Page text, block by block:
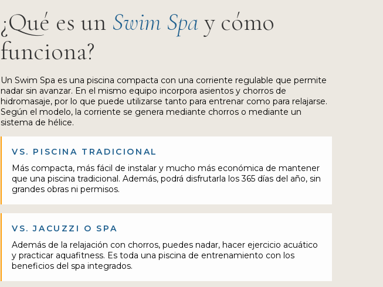
¿Qué es un Swim Spay cómo
funciona?
Un Swim Spa es una piscina compacta con una corriente regulable que permite
nadar sin avanzar. En el mismo equipo incorpora asientos y chorros de
hidromasaje, por lo que puede utilizarse tanto para entrenar como para relajarse.
Según el modelo, la corriente se genera mediante chorros o mediante un
sistema de hélice.
VS. PISCINA TRADICIONAL
Más compacta, más fácil de instalar y mucho más económica de mantener
que una piscina tradicional. Además, podrá disfrutarla los 365 días del año, sin
grandes obras ni permisos.
VS. JACUZZI O SPA
Además de la relajación con chorros, puedes nadar, hacer ejercicio acuático
y practicar aquafitness. Es toda una piscina de entrenamiento con los
beneficios del spa integrados.